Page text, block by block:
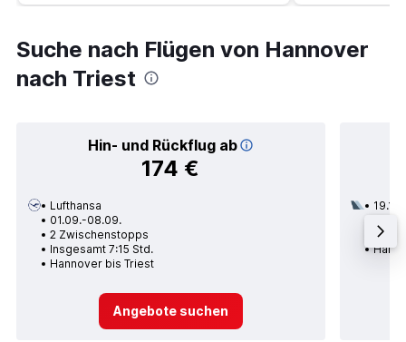
Suche nach Flügen von Hannover
nach Triest
Hin- und Rückflug ab
174 €
Lufthansa
01.09.-08.09.
2 Zwischenstopps
Insgesamt 7:15 Std.
Hannover bis Triest
Angebote suchen
19.11.